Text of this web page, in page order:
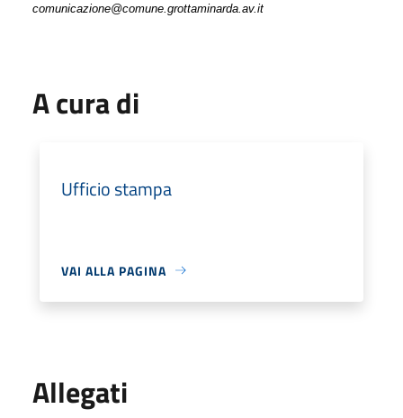
comunicazione@comune.grottaminarda.av.it
A cura di
Ufficio stampa
VAI ALLA PAGINA
Allegati